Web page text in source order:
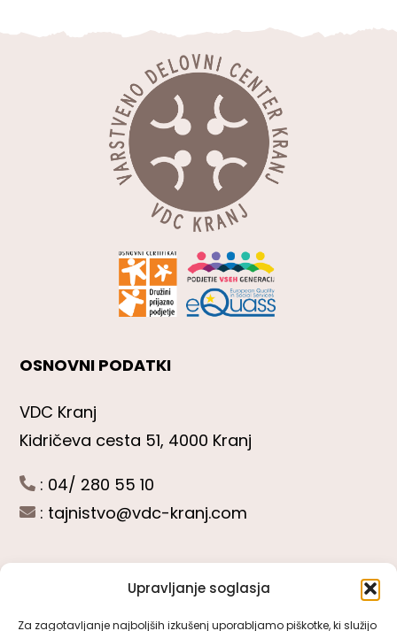
Upravljanje soglasja
Za zagotavljanje najboljših izkušenj uporabljamo piškotke, ki služijo
OSNOVNI PODATKI
VDC Kranj
Kidričeva cesta 51, 4000 Kranj
: 04/ 280 55 10
: tajnistvo@vdc-kranj.com